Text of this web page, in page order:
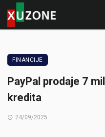
FINANCIJE
PayPal prodaje 7
kredita
24/09/2025